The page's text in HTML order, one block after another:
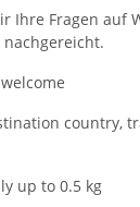
Ihre Fragen auf
country,
up to 0.5 kg